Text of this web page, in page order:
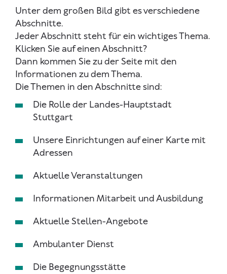
Unter dem großen Bild gibt es verschiedene
Abschnitte.
Jeder Abschnitt steht für ein wichtiges Thema.
Klicken Sie auf einen Abschnitt?
Dann kommen Sie zu der Seite mit den
Informationen zu dem Thema.
Die Themen in den Abschnitte sind:
Die Rolle der Landes-Hauptstadt
Stuttgart
Unsere Einrichtungen auf einer Karte mit
Adressen
Aktuelle Veranstaltungen
Informationen Mitarbeit und Ausbildung
Aktuelle Stellen-Angebote
Ambulanter Dienst
Die Begegnungsstätte